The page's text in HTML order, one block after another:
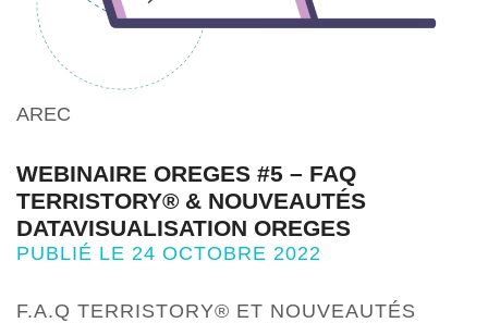
AREC
WEBINAIRE OREGES #5 – FAQ
TERRISTORY® & NOUVEAUTÉS
DATAVISUALISATION OREGES
PUBLIÉ LE 24 OCTOBRE 2022
F.A.Q TERRISTORY® ET NOUVEAUTÉS